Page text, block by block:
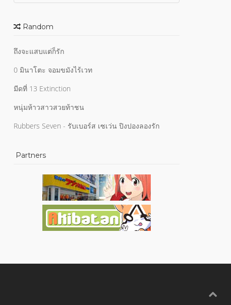
Random
ถึงจะแสบแต่ก็รัก
0 มินาโตะ จอมขมังไร้เวท
มีดที่ 13 Extinction
หนุ่มห้าวสาวสวยท้าชน
Rubbers Seven - รับเบอร์ส เซเว่น ปิงปองลองรัก
Partners